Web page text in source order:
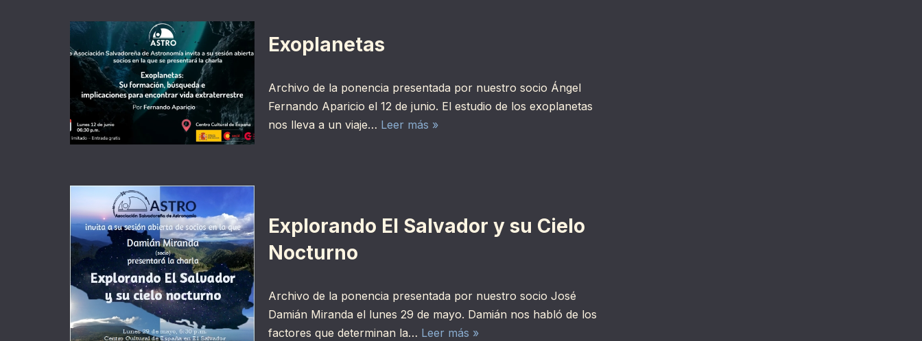
Exoplanetas
Archivo de la ponencia presentada por nuestro socio Ángel
Fernando Aparicio el 12 de junio. El estudio de los exoplanetas
nos lleva a un viaje… Leer más »
Explorando El Salvador y su Cielo
Nocturno
Archivo de la ponencia presentada por nuestro socio José
Damián Miranda el lunes 29 de mayo. Damián nos habló de los
factores que determinan la… Leer más »